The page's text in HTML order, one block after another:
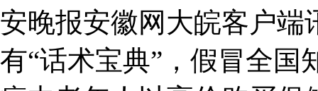
安晚报安徽网大皖客户端
有“话术宝典”，假冒全国